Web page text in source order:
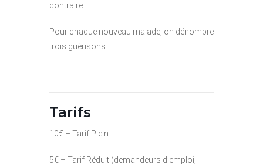
contraire
Pour chaque nouveau malade, on dénombre
trois guérisons.
Tarifs
10€ – Tarif Plein
5€ – Tarif Réduit (demandeurs d’emploi,